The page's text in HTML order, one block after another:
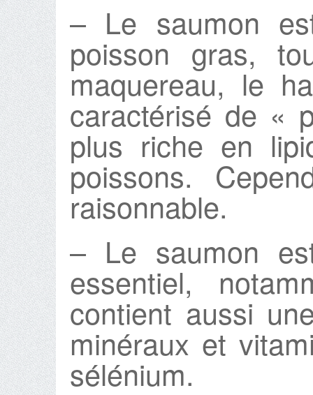
– Le saumon
poisson gras,
maquereau, le
caractérisé de «
plus riche en
poissons.
raisonnable.
– Le saumon
essentiel,
contient aussi
minéraux et
sélénium.